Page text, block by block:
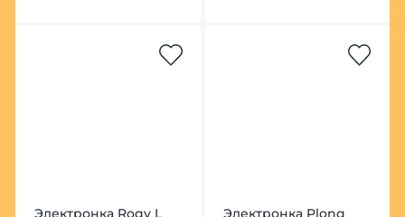
Электронка Roqy L Электронка Plonq